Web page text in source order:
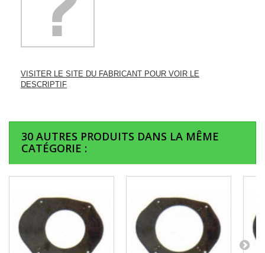
VISITER LE SITE DU FABRICANT POUR VOIR LE
DESCRIPTIF
30 AUTRES PRODUITS DANS LA MÊME
CATÉGORIE :